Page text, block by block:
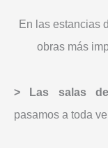
En las estancias
obras más
> Las salas de
pasamos a toda